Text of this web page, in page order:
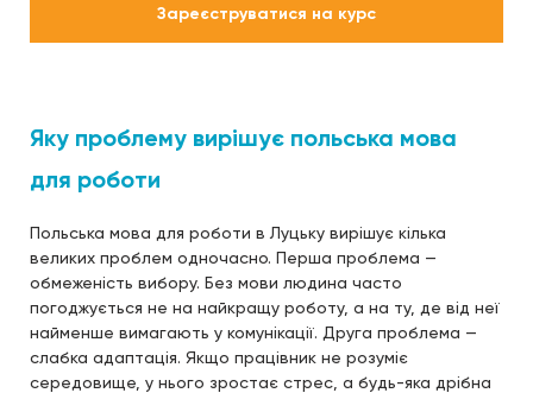
Зареєструватися на курс
Яку проблему вирішує польська мова
для роботи
Польська мова для роботи в Луцьку вирішує кілька
великих проблем одночасно. Перша проблема —
обмеженість вибору. Без мови людина часто
погоджується не на найкращу роботу, а на ту, де від неї
найменше вимагають у комунікації. Друга проблема —
слабка адаптація. Якщо працівник не розуміє
середовище, у нього зростає стрес, а будь-яка дрібна